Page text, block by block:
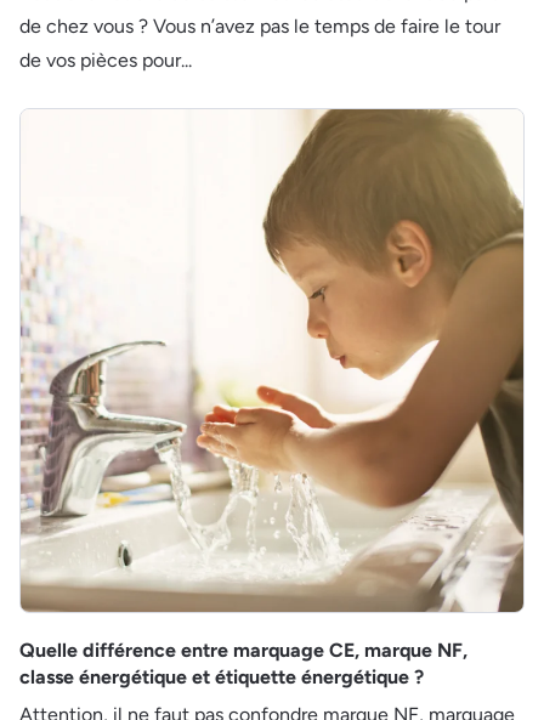
de chez vous ? Vous n’avez pas le temps de faire le tour
de vos pièces pour...
Quelle différence entre marquage CE, marque NF,
classe énergétique et étiquette énergétique ?
Attention, il ne faut pas confondre marque NF, marquage